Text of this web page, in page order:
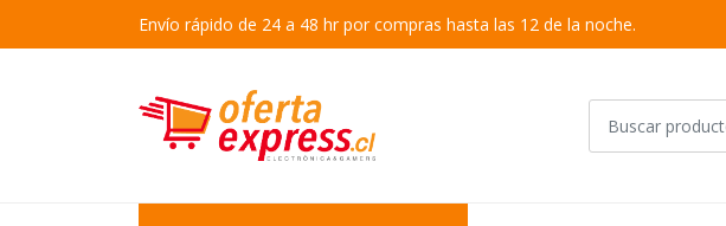
Envío rápido de 24 a 48 hr por compras hasta las 12 de la noche.